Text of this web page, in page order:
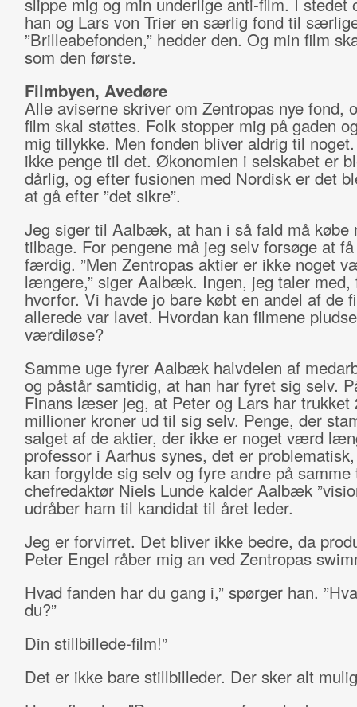
han og Lars von Trier en særlig fond til
”Brilleabefonden,” hedder den. Og min film
som den første.
Filmbyen, Avedøre
Alle aviserne skriver om Zentropas nye fond,
film skal støttes. Folk stopper mig på gaden
mig tillykke. Men fonden bliver aldrig til
ikke penge til det. Økonomien i selskabet er
dårlig, og efter fusionen med Nordisk er det
at gå efter ”det sikre”.
Jeg siger til Aalbæk, at han i så fald må købe
tilbage. For pengene må jeg selv forsøge at
færdig. ”Men Zentropas aktier er ikke noget
længere,” siger Aalbæk. Ingen, jeg taler med,
hvorfor. Vi havde jo bare købt en andel af de
allerede var lavet. Hvordan kan filmene
værdiløse?
Samme uge fyrer Aalbæk halvdelen af
og påstår samtidig, at han har fyret sig selv.
Finans læser jeg, at Peter og Lars har trukket
millioner kroner ud til sig selv. Penge, der
salget af de aktier, der ikke er noget værd
professor i Aarhus synes, det er
kan forgylde sig selv og fyre andre på samme
chefredaktør Niels Lunde kalder Aalbæk
udråber ham til kandidat til året leder.
Jeg er forvirret. Det bliver ikke bedre, da
Peter Engel råber mig an ved Zentropas
Hvad fanden har du gang i,” spørger han.
du?”
Din stillbillede-film!”
Det er ikke bare stillbilleder. Der sker alt